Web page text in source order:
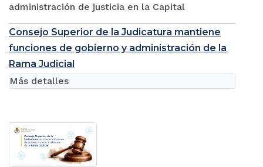
administración de justicia en la Capital
Consejo Superior de la Judicatura mantiene
funciones de gobierno y administración de la
Rama Judicial
Más detalles